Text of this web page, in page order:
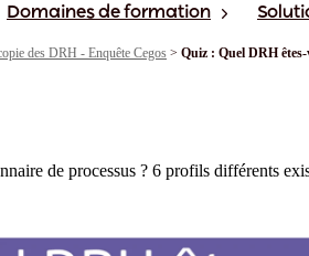
Domaines de formation
des DRH - Enquête Cegos > Quiz : Quel DRH
de processus ? 6 profils différents